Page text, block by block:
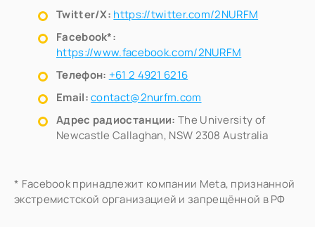
Twitter/X: https://twitter.com/2NURFM
Facebook*:
https://www.facebook.com/2NURFM
Телефон: +61 2 4921 6216
Email:contact@2nurfm.com
Адрес радиостанции: The University of
Newcastle Callaghan, NSW 2308 Australia
* Facebook принадлежит компании Meta, признанной
экстремистской организацией и запрещённой в РФ